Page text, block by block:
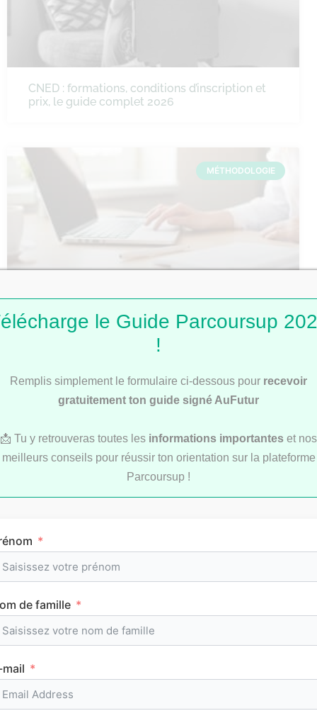
CNED : formations, conditions d’inscription et
prix, le guide complet 2026
MÉTHODOLOGIE
Comment faire une fiche de révision ?
MÉTHODOLOGIE
au lycée ?
le Guide Parcoursup
!
Remplis simplement le formulaire ci-dessous pour recevoir
gratuitement ton guide signé AuFutur
📩 Tu y retrouveras toutes les informations importantes et nos
meilleurs conseils pour réussir ton orientation sur la plateforme
Parcoursup !
de famille